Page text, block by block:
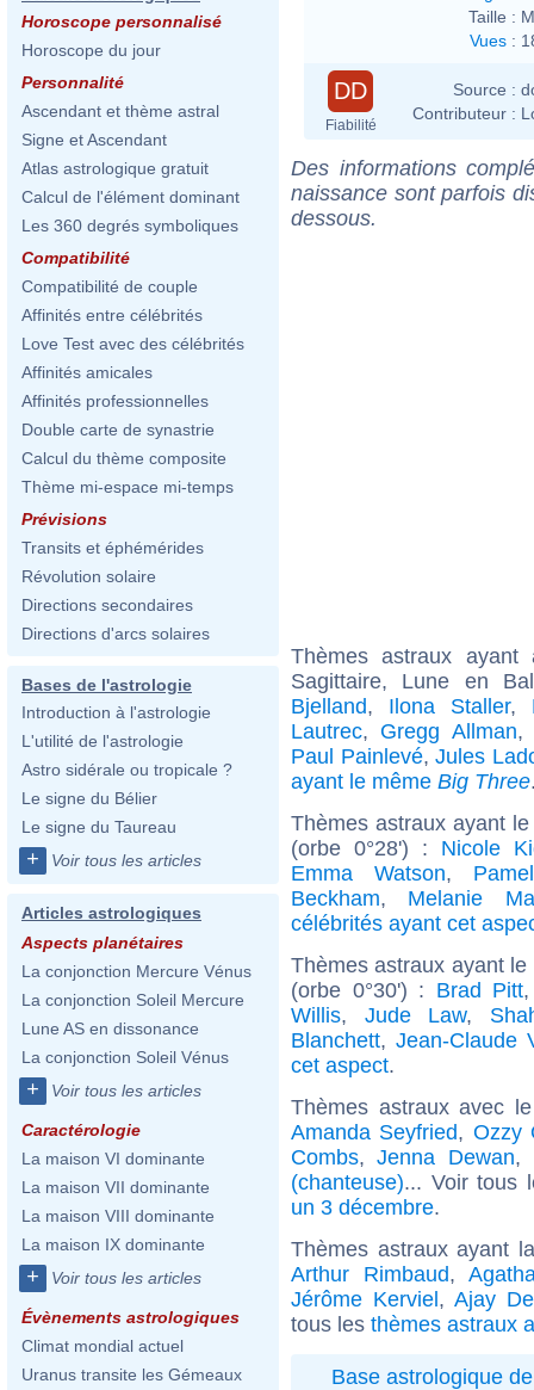
Horoscope personnalisé
Horoscope du jour
Personnalité
Ascendant et thème astral
Signe et Ascendant
Atlas astrologique gratuit
Calcul de l'élément dominant
Les 360 degrés symboliques
Compatibilité
Compatibilité de couple
Affinités entre célébrités
Love Test avec des célébrités
Affinités amicales
Affinités professionnelles
Double carte de synastrie
Calcul du thème composite
Thème mi-espace mi-temps
Prévisions
Transits et éphémérides
Révolution solaire
Directions secondaires
Directions d'arcs solaires
Bases de l'astrologie
Introduction à l'astrologie
L'utilité de l'astrologie
Astro sidérale ou tropicale ?
Le signe du Bélier
Le signe du Taureau
+ Voir tous les articles
Articles astrologiques
Aspects planétaires
La conjonction Mercure Vénus
La conjonction Soleil Mercure
Lune AS en dissonance
La conjonction Soleil Vénus
+ Voir tous les articles
Caractérologie
La maison VI dominante
La maison VII dominante
La maison VIII dominante
La maison IX dominante
+ Voir tous les articles
Évènements astrologiques
Climat mondial actuel
Uranus transite les Gémeaux
Taille :
Vues :
DD
Fiabilité
Source :
Contributeur :
Des informations
naissance sont parfois
dessous.
Thèmes astraux
Sagittaire, Lune en
Bjelland, Ilona Staller,
Lautrec, Gregg Allman
Paul Painlevé, Jules
ayant le même Big Three
Thèmes astraux ayant
(orbe 0°28') : Nicole
Emma Watson,
Beckham, Melanie
célébrités ayant cet
Thèmes astraux ayant
(orbe 0°30') : Brad Pitt
Willis, Jude Law,
Blanchett, Jean-Claude
cet aspect.
Thèmes astraux avec
Amanda Seyfried, Ozzy
Combs,Jenna Dewan,
(chanteuse)... Voir tous
un 3 décembre.
Thèmes astraux ayant
Arthur Rimbaud,
Jérôme Kerviel, Ajay
tous les thèmes astraux
Base astrologique